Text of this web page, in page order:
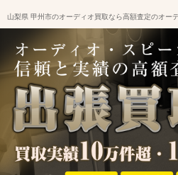
山梨県 甲州市のオーディオ買取なら高額査定のオー